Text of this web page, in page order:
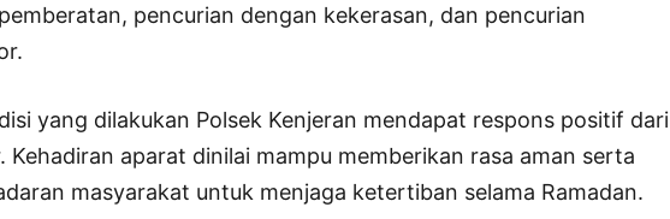
pencurian dengan kekerasan, dan pencurian
yang dilakukan Polsek Kenjeran mendapat respons positif dari
Kehadiran aparat dinilai mampu memberikan rasa aman serta
masyarakat untuk menjaga ketertiban selama Ramadan.